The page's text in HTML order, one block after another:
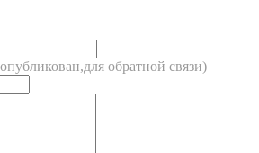
обратной связи)